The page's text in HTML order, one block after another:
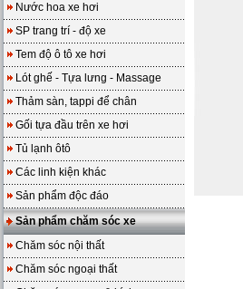
Nước hoa xe hơi
SP trang trí - độ xe
Tem độ ô tô xe hơi
Lót ghế - Tựa lưng - Massage
Thảm sàn, tappi để chân
Gối tựa đầu trên xe hơi
Tủ lạnh ôtô
Các linh kiện khác
Sản phẩm độc đáo
Sản phẩm chăm sóc xe
Chăm sóc nội thất
Chăm sóc ngoại thất